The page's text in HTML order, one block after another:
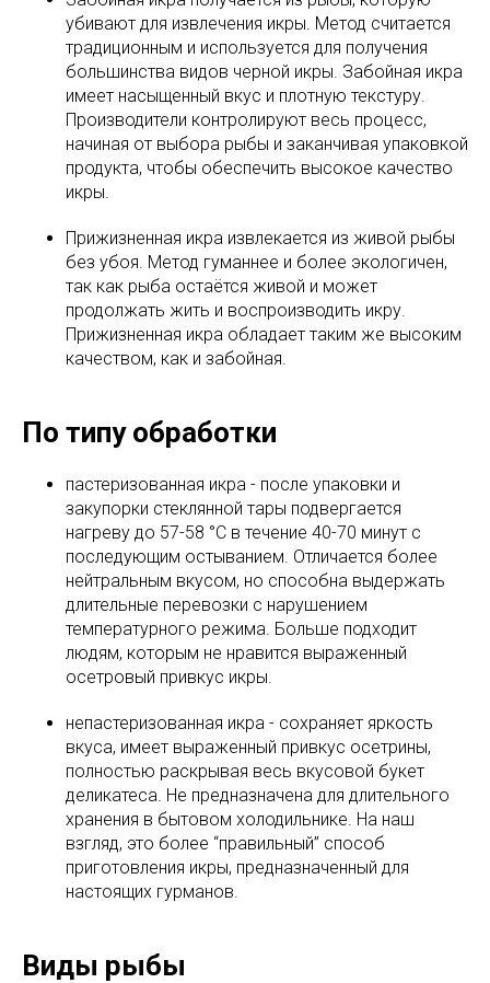
убивают для извлечения икры. Метод считается
традиционным и используется для получения
большинства видов черной икры. Забойная икра
имеет насыщенный вкус и плотную текстуру.
Производители контролируют весь процесс,
начиная от выбора рыбы и заканчивая упаковкой
продукта, чтобы обеспечить высокое качество
икры.
Прижизненная икра извлекается из живой рыбы
без убоя. Метод гуманнее и более экологичен,
так как рыба остаётся живой и может
продолжать жить и воспроизводить икру.
Прижизненная икра обладает таким же высоким
качеством, как и забойная.
По типу обработки
пастеризованная икра - после упаковки и
закупорки стеклянной тары подвергается
нагреву до 57-58 °C в течение 40-70 минут с
последующим остыванием. Отличается более
нейтральным вкусом, но способна выдержать
длительные перевозки с нарушением
температурного режима. Больше подходит
людям, которым не нравится выраженный
осетровый привкус икры.
непастеризованная икра - сохраняет яркость
вкуса, имеет выраженный привкус осетрины,
полностью раскрывая весь вкусовой букет
деликатеса. Не предназначена для длительного
хранения в бытовом холодильнике. На наш
взгляд, это более “правильный” способ
приготовления икры, предназначенный для
настоящих гурманов.
Виды рыбы